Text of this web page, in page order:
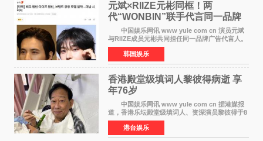
元斌×RIIZE元彬同框！两
代“WONBIN”联手代言同一品牌
颜值天花板合体
中国娱乐网讯 www yule com cn 演员元斌
与RIIZE成员元彬共同担任同一品牌广告代言人。
6日据独家报道，继演员元斌之后，RIIZE元彬最
近也被选为某在线中介平台A公司的共同广告代言
人，两人将作
韩国娱乐
香港殿堂级填词人黎彼得病逝 享
年76岁​
中国娱乐网讯 www yule com cn 据港媒报
道，香港乐坛殿堂级填词人、资深演员黎彼得于8
月5日上午因病离世，终年76岁。好友钟志光透
露，黎彼得今年3月中风后便卧床休养，身体机能
持续衰退，最
港台娱乐